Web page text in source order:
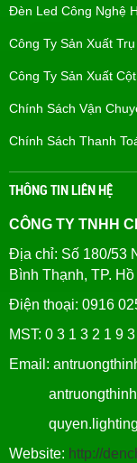
Đèn Led Công Nghệ
Công Ty Sản Xuất
Công Ty Sản Xuất
Chính Sách Vận
Chính Sách Thanh
THÔNG TIN LIÊN HỆ
CÔNG TY TNHH
Địa chỉ: Số 180/53
Bình Thạnh, TP.
Điện thoại: 0916
MST: 0 3 1 3 2 1 9
Email:
Website: http://